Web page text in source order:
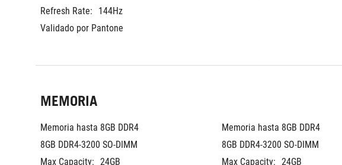
Refresh Rate:
144Hz
Validado por Pantone
MEMORIA
Memoria hasta 8GB DDR4
8GB DDR4-3200 SO-DIMM
Max Capacity: 24GB
Memoria hasta 8GB DDR4
8GB DDR4-3200 SO-DIMM
Max Capacity: 24GB